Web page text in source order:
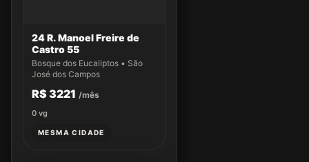
24 R. Manoel Freire de
Castro 55
Bosque dos Eucaliptos • São
José dos Campos
R$ 3221 /mês
0 vg
MESMA CIDADE